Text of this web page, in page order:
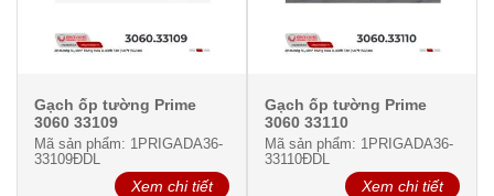
Gạch ốp tường Prime
3060 33109
Mã sản phẩm: 1PRIGADA36-
33109ĐDL
Xem chi tiết
Gạch ốp tường Prime
3060 33110
Mã sản phẩm: 1PRIGADA36-
33110ĐDL
Xem chi tiết